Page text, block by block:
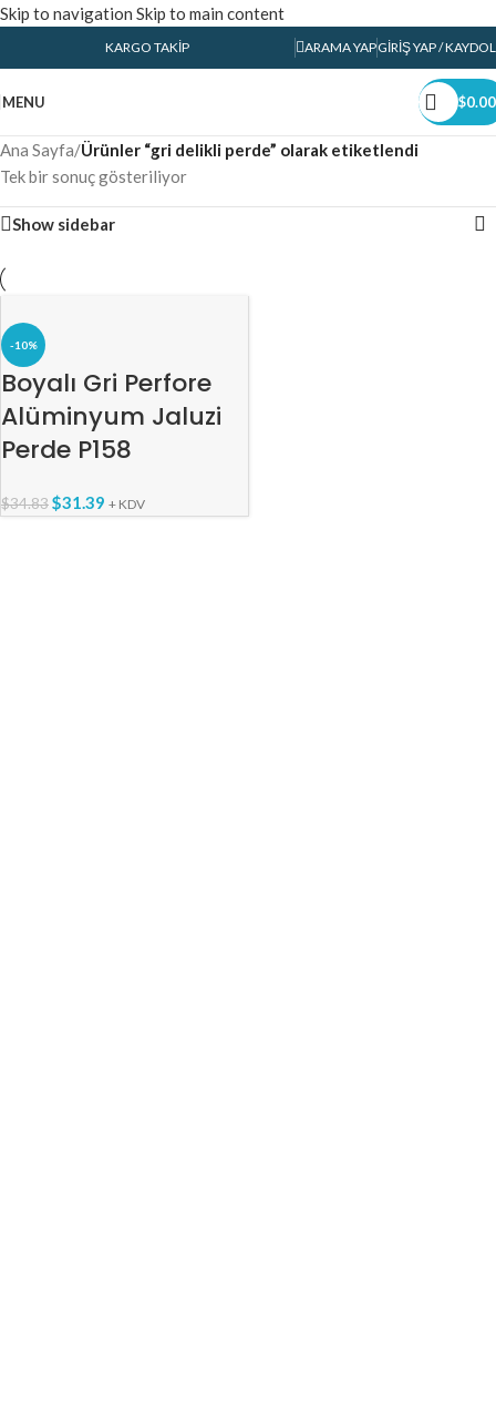
Skip to navigation Skip to main content
KARGO TAKIP ARAMA YAPGIRIŞ YAP / KAYDOL
MENU $0.00
Ana Sayfa/Ürünler “gri delikli perde” olarak etiketlendi
Tek bir sonuç gösteriliyor
Show sidebar
-10%
Boyalı Gri Perfore
Alüminyum Jaluzi
Perde P158
$34.83$31.39 + KDV